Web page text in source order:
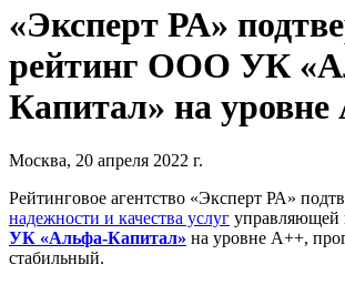
«Эксперт РА»
рейтинг ООО УК
Капитал» на уровне
Москва, 20 апреля 2022 г.
Рейтинговое агентство «Эксперт РА»
надежности и качества услуг управляющей
УК «Альфа-Капитал» на уровне А++,
стабильный.